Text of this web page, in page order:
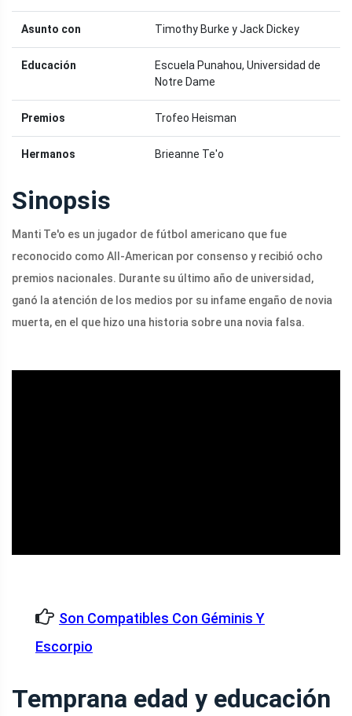
Asunto con Timothy Burke y Jack Dickey
Educación
Escuela Punahou, Universidad de
Notre Dame
Premios Trofeo Heisman
Hermanos Brieanne Te'o
Sinopsis
Manti Te'o es un jugador de fútbol americano que fue
reconocido como All-American por consenso y recibió ocho
premios nacionales. Durante su último año de universidad,
ganó la atención de los medios por su infame engaño de novia
muerta, en el que hizo una historia sobre una novia falsa.
Son Compatibles Con Géminis Y
Escorpio
Temprana edad y educación